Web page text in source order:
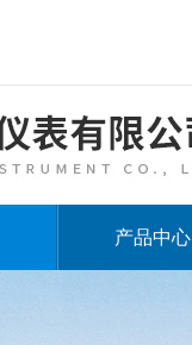
产品中心